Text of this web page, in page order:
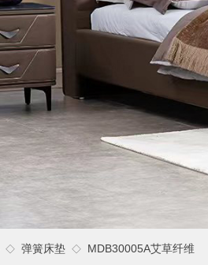
◇ 弹簧床垫 ◇ MDB30005A艾草纤维